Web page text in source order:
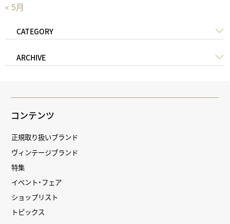
« 5月
CATEGORY
ARCHIVE
コンテンツ
正規取り扱いブランド
ヴィンテージブランド
特集
イベント・フェア
ショップリスト
トピックス